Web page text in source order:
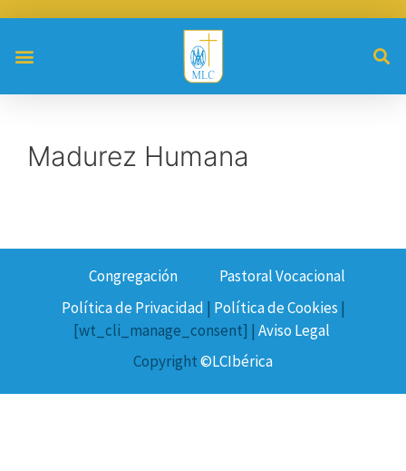
Madurez Humana
Congregación
Pastoral Vocacional
Política de Privacidad | Política de Cookies |
[wt_cli_manage_consent] | Aviso Legal
Copyright©LCIbérica